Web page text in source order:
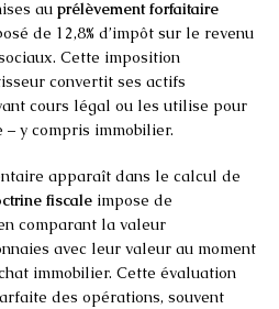
au prélèvement forfaitaire
de 12,8% d’impôt sur le revenu
Cette imposition
convertit ses actifs
cours légal ou les utilise pour
– y compris immobilier.
apparaît dans le calcul de
fiscale impose de
comparant la valeur
avec leur valeur au moment
immobilier. Cette évaluation
des opérations, souvent